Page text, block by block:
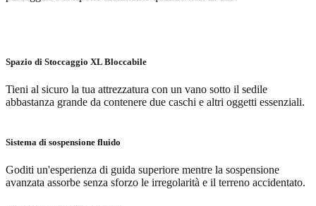
Spazio di Stoccaggio XL Bloccabile
Tieni al sicuro la tua attrezzatura con un vano sotto il sedile
abbastanza grande da contenere due caschi e altri oggetti essenziali.
Sistema di sospensione fluido
Goditi un'esperienza di guida superiore mentre la sospensione
avanzata assorbe senza sforzo le irregolarità e il terreno accidentato.